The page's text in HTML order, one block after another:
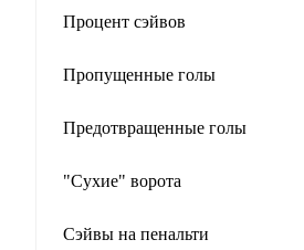
Процент сэйвов
Пропущенные голы
Предотвращенные голы
"Сухие" ворота
Сэйвы на пенальти